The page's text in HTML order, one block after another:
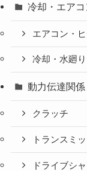
冷却・エア
エアコン・
冷却・水廻り
動力伝達関係
クラッチ
トランスミ
ドライブシ